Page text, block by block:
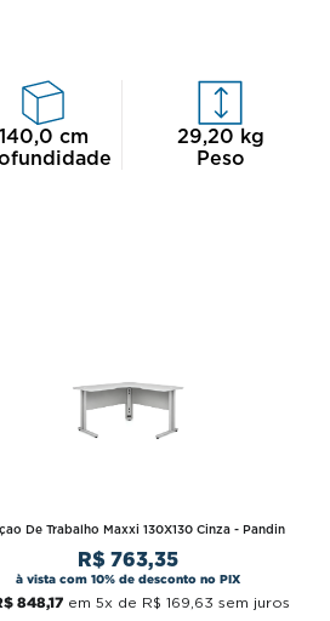
140,0 cm
29,20 kg
Peso
De Trabalho Maxxi 130X130 Cinza - Pandin
R$ 763,35
à vista com 10% de desconto no PIX
848,17 em 5x de R$ 169 63 sem juros